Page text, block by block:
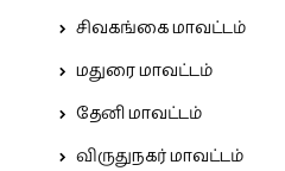
சிவகங்கை மாவட்டம்
மதுரை மாவட்டம்
தேனி மாவட்டம்
விருதுநகர் மாவட்டம்